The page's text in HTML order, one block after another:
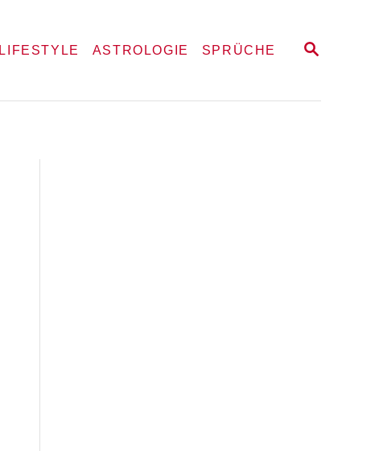
S
R
LIFESTYLE ASTROLOGIE SPRÜCHE